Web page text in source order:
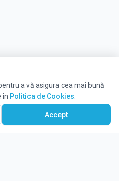
a vă asigura cea mai bună
în Politica de Cookies
Accept